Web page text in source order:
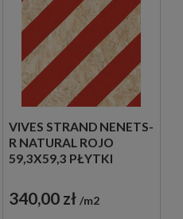
VIVES STRAND NENETS-
R NATURAL ROJO
59,3X59,3 PŁYTKI
GRESOWE
340,00 zł m2